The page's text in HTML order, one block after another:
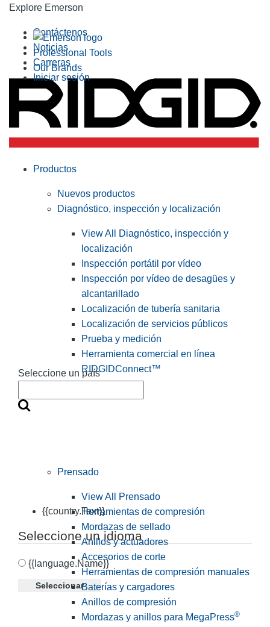
Explore Emerson
Professional Tools
Our Brands
Contáctenos
Noticias
Carreras
Iniciar sesión
Seleccione un país
{{country.Text}}
Seleccione un idioma
{{language.Name}}
Seleccionar
Productos
Nuevos productos
Diagnóstico, inspección y localización
View All Diagnóstico, inspección y
localización
Inspección portátil por vídeo
Inspección por vídeo de desagües y
alcantarillado
Localización de tubería sanitaria
Localización de servicios públicos
Prueba y medición
Herramienta comercial en línea
RIDGIDConnect™
Prensado
View All Prensado
Herramientas de compresión
Mordazas de sellado
Anillos y actuadores
Accesorios de corte
Herramientas de compresión manuales
Baterías y cargadores
Anillos de compresión
Mordazas y anillos para MegaPress®